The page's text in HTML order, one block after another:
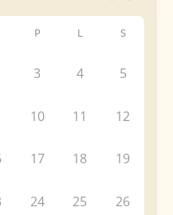
P L S
3 4 5
10 11 12
17 18 19
24 25 26